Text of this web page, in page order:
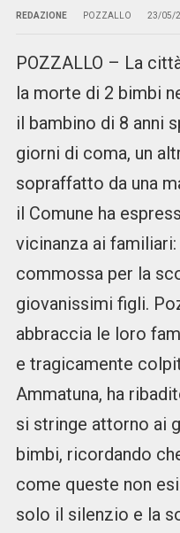
REDAZIONE POZZALLO 23/05/
POZZALLO – La
la morte di 2 bimbi
il bambino di 8 anni
giorni di coma, un
sopraffatto da una
il Comune ha
vicinanza ai
commossa per la
giovanissimi figli.
abbraccia le loro
e tragicamente
Ammatuna, ha
si stringe attorno ai
bimbi, ricordando
come queste non
solo il silenzio e la